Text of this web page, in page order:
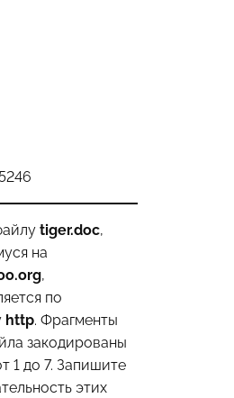
tiger.doc,
на
,
по
http. Фрагменты
закодированы
1 до 7. Запишите
этих